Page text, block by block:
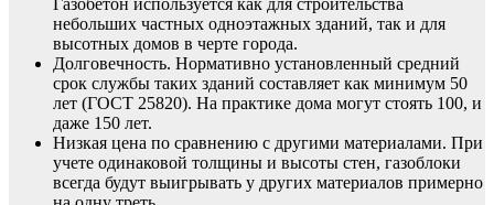
небольших частных одноэтажных зданий, так и для
высотных домов в черте города.
Долговечность. Нормативно установленный средний
срок службы таких зданий составляет как минимум 50
лет (ГОСТ 25820). На практике дома могут стоять 100, и
даже 150 лет.
Низкая цена по сравнению с другими материалами. При
учете одинаковой толщины и высоты стен, газоблоки
всегда будут выигрывать у других материалов примерно